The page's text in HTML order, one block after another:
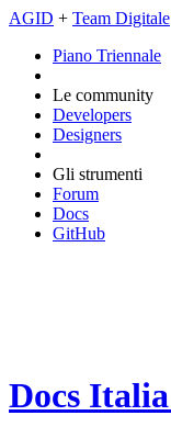
AGID + Team Digitale
Piano Triennale
Le community
Developers
Designers
Gli strumenti
Forum
Docs
GitHub
Docs Italia